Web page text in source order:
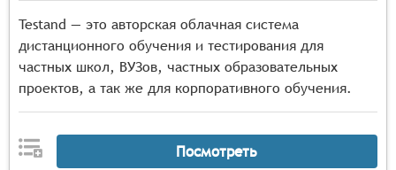
Testand — это авторская облачная система
дистанционного обучения и тестирования для
частных школ, ВУЗов, частных образовательных
проектов, а так же для корпоративного обучения.
Посмотреть